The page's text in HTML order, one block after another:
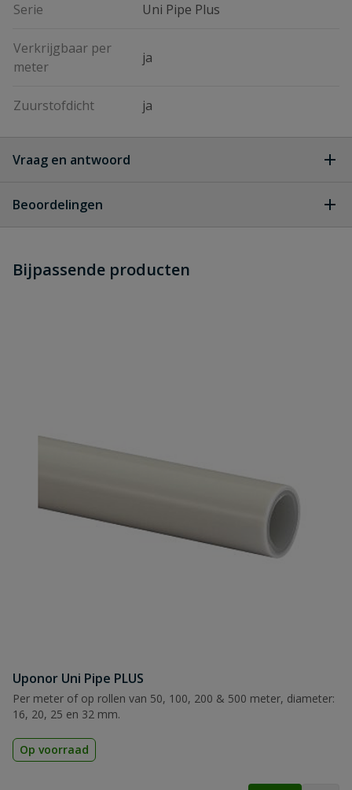
Serie Uni Pipe Plus
Verkrijgbaar per
meter
ja
Zuurstofdicht ja
Vraag en antwoord
dit product?
Beoordelingen
Schrijf zelf een beoordeling
Beoordeling versturen
Bijpassende producten
Uponor Uni Pipe PLUS
Per meter of op rollen van 50, 100, 200 & 500 meter, diameter:
16, 20, 25 en 32 mm.
Op voorraad